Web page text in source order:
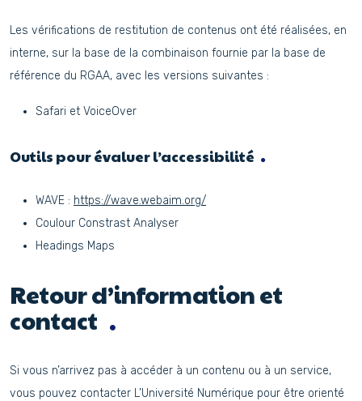
Les vérifications de restitution de contenus ont été réalisées, en
interne, sur la base de la combinaison fournie par la base de
référence du RGAA, avec les versions suivantes :
Safari et VoiceOver
Outils pour évaluer l’accessibilité
WAVE : https://wave.webaim.org/
Coulour Constrast Analyser
Headings Maps
Retour d’information et
contact
Si vous n’arrivez pas à accéder à un contenu ou à un service,
vous pouvez contacter L’Université Numérique pour être orienté